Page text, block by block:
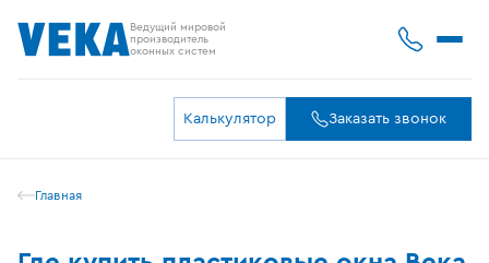
Ведущий мировой
производитель
оконных систем
Калькулятор Заказать звонок
Главная